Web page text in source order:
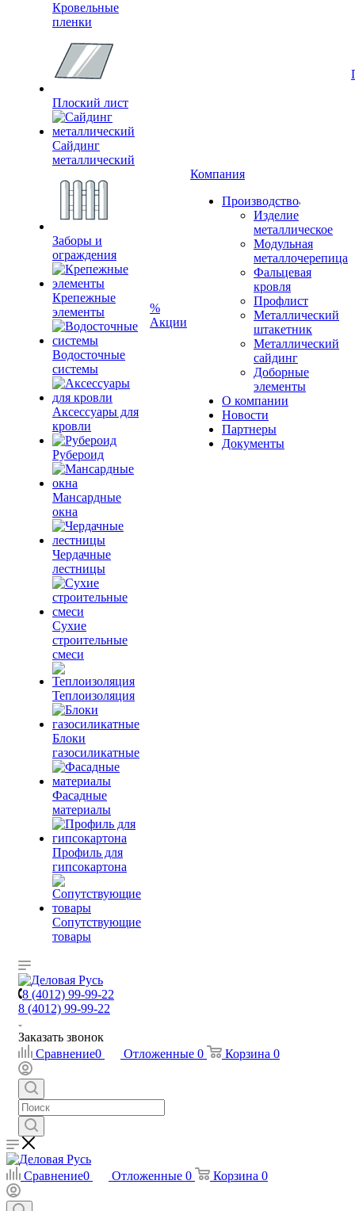
Кровельные
пленки
Плоский лист
Сайдинг
металлический
Заборы и
ограждения
Крепежные
элементы
Водосточные
системы
Аксессуары для
кровли
Рубероид
Мансардные
окна
Чердачные
лестницы
Сухие
строительные
смеси
Теплоизоляция
Блоки
газосиликатные
Фасадные
материалы
Профиль для
гипсокартона
Сопутствующие
товары
%
Акции
Компания
Производство
Изделие
металлическое
Модульная
металлочерепица
Фальцевая
кровля
Профлист
Металлический
штакетник
Металлический
сайдинг
Доборные
элементы
О компании
Новости
Партнеры
Документы
8 (4012) 99-99-22
8 (4012) 99-99-22
Заказать звонок
Сравнение0 Отложенные 0 Корзина 0
Сравнение0 Отложенные 0 Корзина 0